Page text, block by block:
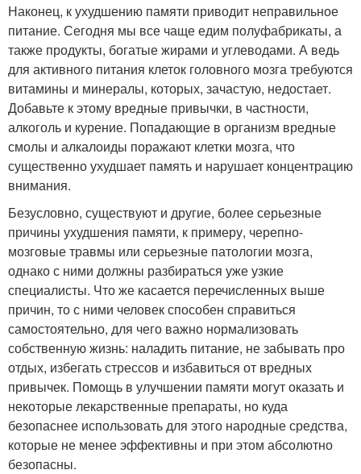
Наконец, к ухудшению памяти приводит неправильное
питание. Сегодня мы все чаще едим полуфабрикаты, а
также продукты, богатые жирами и углеводами. А ведь
для активного питания клеток головного мозга требуются
витамины и минералы, которых, зачастую, недостает.
Добавьте к этому вредные привычки, в частности,
алкоголь и курение. Попадающие в организм вредные
смолы и алкалоиды поражают клетки мозга, что
существенно ухудшает память и нарушает концентрацию
внимания.
Безусловно, существуют и другие, более серьезные
причины ухудшения памяти, к примеру, черепно-
мозговые травмы или серьезные патологии мозга,
однако с ними должны разбираться уже узкие
специалисты. Что же касается перечисленных выше
причин, то с ними человек способен справиться
самостоятельно, для чего важно нормализовать
собственную жизнь: наладить питание, не забывать про
отдых, избегать стрессов и избавиться от вредных
привычек. Помощь в улучшении памяти могут оказать и
некоторые лекарственные препараты, но куда
безопаснее использовать для этого народные средства,
которые не менее эффективны и при этом абсолютно
безопасны.